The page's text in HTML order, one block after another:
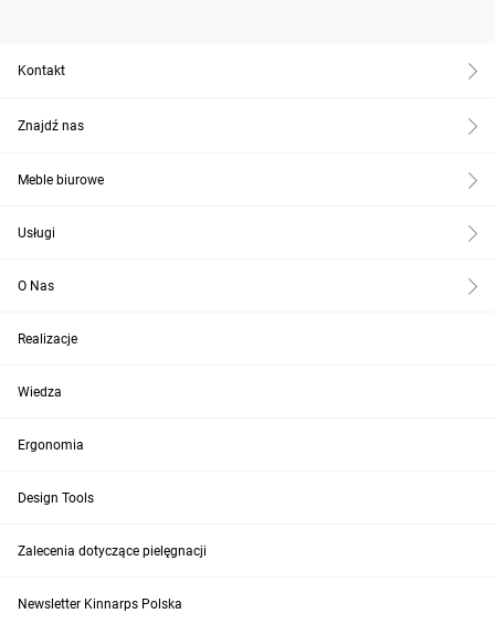
Kontakt
Znajdź nas
Meble biurowe
Usługi
O Nas
Realizacje
Wiedza
Ergonomia
Design Tools
Zalecenia dotyczące pielęgnacji
Newsletter Kinnarps Polska